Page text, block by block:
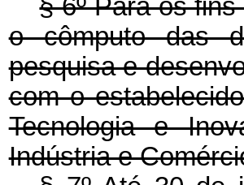
§ 6º Para os
o cômputo das
pesquisa e
com o
Tecnologia e
Indústria e